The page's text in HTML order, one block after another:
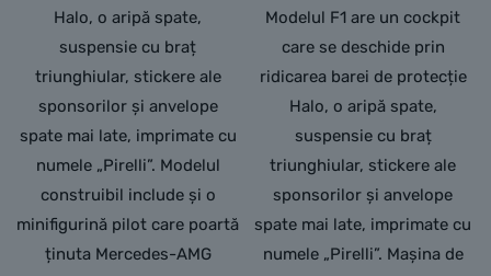
Halo, o aripă spate,
suspensie cu braț
triunghiular, stickere ale
sponsorilor și anvelope
spate mai late, imprimate cu
numele „Pirelli”. Modelul
construibil include și o
minifigurină pilot care poartă
ținuta Mercedes-AMG
Modelul F1 are un cockpit
care se deschide prin
ridicarea barei de protecție
Halo, o aripă spate,
suspensie cu braț
triunghiular, stickere ale
sponsorilor și anvelope
spate mai late, imprimate cu
numele „Pirelli”. Mașina de